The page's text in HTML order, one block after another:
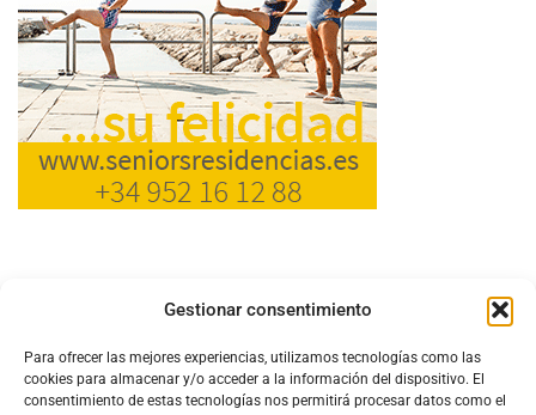
Gestionar consentimiento
Para ofrecer las mejores experiencias, utilizamos tecnologías como las
cookies para almacenar y/o acceder a la información del dispositivo. El
consentimiento de estas tecnologías nos permitirá procesar datos como el